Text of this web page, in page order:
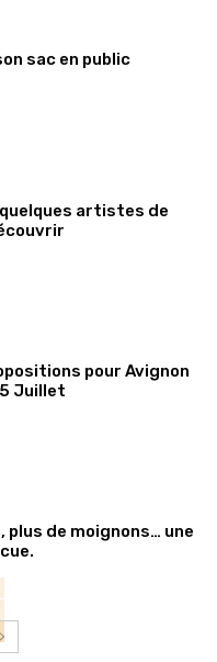
sac en public
artistes de
pour Avignon
Juillet
plus de moignons… une